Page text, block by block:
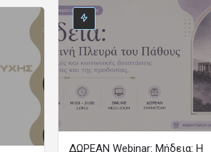
ΔΩΡΕΑΝ Webinar: Μήδεια: Η